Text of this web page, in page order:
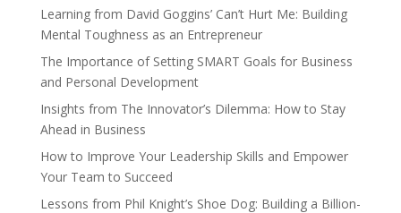
Learning from David Goggins’ Can’t Hurt Me: Building
Mental Toughness as an Entrepreneur
The Importance of Setting SMART Goals for Business
and Personal Development
Insights from The Innovator’s Dilemma: How to Stay
Ahead in Business
How to Improve Your Leadership Skills and Empower
Your Team to Succeed
Lessons from Phil Knight’s Shoe Dog: Building a Billion-